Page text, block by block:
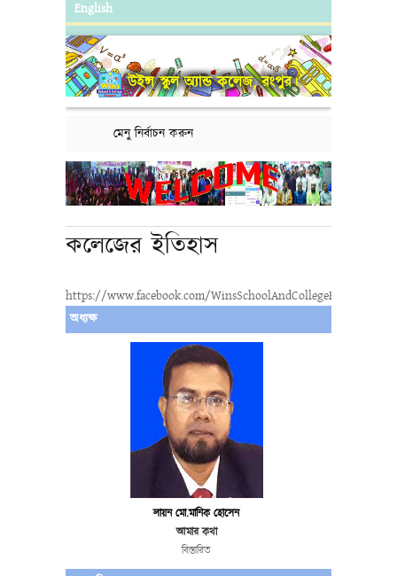
English
উইন্স স্কুল অ্যান্ড কলেজ, রংপুর।
মেনু নির্বাচন করুন
কলেজের ইতিহাস
https://www.facebook.com/WinsSchoolAndCollegeRangpur
অধ্যক্ষ
লায়ন মো.মানিক হোসেন
আমার কথা
বিস্তারিত